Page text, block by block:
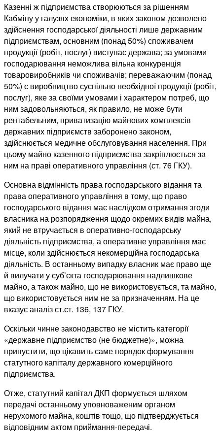
Казенні ж підприємства створюються за рішенням
Кабміну у галузях економіки, в яких законом дозволено
здійснення господарської діяльності лише державним
підприємствам, основним (понад 50%) споживачем
продукції (робіт, послуг) виступає держава; за умовами
господарювання неможлива вільна конкуренція
товаровиробників чи споживачів; переважаючим (понад
50%) є виробництво суспільно необхідної продукції (робіт,
послуг), яке за своїми умовами і характером потреб, що
ним задовольняються, як правило, не може бути
рентабельним, приватизацію майнових комплексів
державних підприємств заборонено законом,
здійснюється медичне обслуговування населення. При
цьому майно казенного підприємства закріплюється за
ним на праві оперативного управління (ст. 76 ГКУ).
Основна відмінність права господарського відання та
права оперативного управління в тому, що право
господарського відання має наслідком отримання згоди
власника на розпорядження щодо окремих видів майна,
який не втручається в оперативно-господарську
діяльність підприємства, а оперативне управління має
місце, коли здійснюється некомерційна господарська
діяльність. В останньому випадку власник має право ще
й вилучати у суб’єкта господарювання надлишкове
майно, а також майно, що не використовується, та майно,
що використовується ним не за призначенням. На це
вказує аналіз ст.ст. 136, 137 ГКУ.
Оскільки чинне законодавство не містить категорії
«державне підприємство (не бюджетне)», можна
припустити, що цікавить саме порядок формування
статутного капіталу державного комерційного
підприємства.
Отже, статутний капітал ДКП формується шляхом
передачі останньому уповноваженим органом
нерухомого майна, коштів тощо, що підтверджується
відповідним актом приймання-передачі.